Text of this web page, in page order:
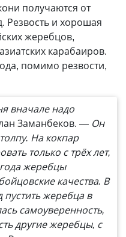
получаются от
Резвость и хорошая
жеребцов,
карабаиров.
помимо резвости,
вначале надо
Заманбеков. — Он
На кокпар
только с трёх лет,
жеребцы
качества. В
пустить жеребца в
самоуверенность,
другие жеребцы, с